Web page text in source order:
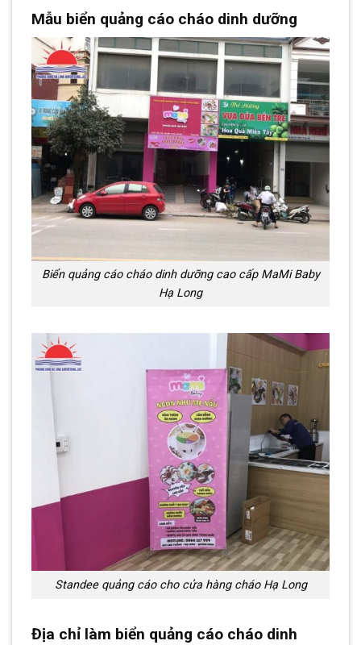
Mẫu biển quảng cáo cháo dinh dưỡng
Biển quảng cáo cháo dinh dưỡng cao cấp MaMi Baby
Hạ Long
Standee quảng cáo cho cửa hàng cháo Hạ Long
Địa chỉ làm biển quảng cáo cháo dinh